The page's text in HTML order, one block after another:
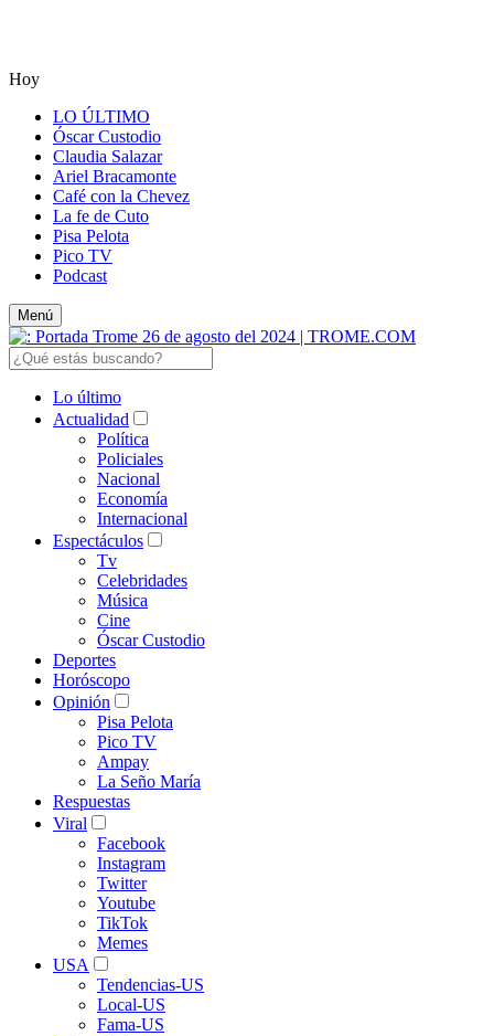
Hoy
LO ÚLTIMO
Óscar Custodio
Claudia Salazar
Ariel Bracamonte
Café con la Chevez
La fe de Cuto
Pisa Pelota
Pico TV
Podcast
Menú
Lo último
Actualidad
Política
Policiales
Nacional
Economía
Internacional
Espectáculos
Tv
Celebridades
Música
Cine
Óscar Custodio
Deportes
Horóscopo
Opinión
Pisa Pelota
Pico TV
Ampay
La Seño María
Respuestas
Viral
Facebook
Instagram
Twitter
Youtube
TikTok
Memes
USA
Tendencias-US
Local-US
Fama-US